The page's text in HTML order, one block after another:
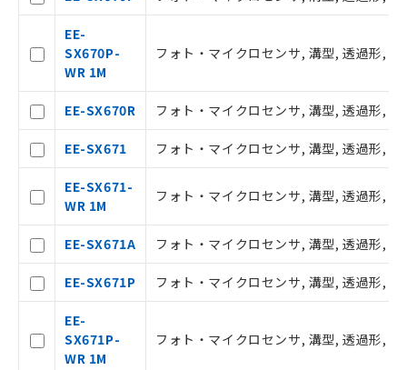
EE-
SX670P-
WR 1M
フォト・マイクロセンサ, 溝型, 透過形,
EE-SX670R フォト・マイクロセンサ, 溝型, 透過形,
EE-SX671 フォト・マイクロセンサ, 溝型, 透過形,
EE-SX671-
WR 1M
フォト・マイクロセンサ, 溝型, 透過形,
EE-SX671A フォト・マイクロセンサ, 溝型, 透過形,
EE-SX671P フォト・マイクロセンサ, 溝型, 透過形,
EE-
SX671P-
WR 1M
フォト・マイクロセンサ, 溝型, 透過形,
号
○
△ 一定数には満たないが在庫あり
いては、お客様のお取引先、ま
機器販売店・当社販売員にご確
認ください)
当社制御機器事業取扱商品の中には、
ことをご了承ください。
記載している更新日時点での社内デー
タに基づき作成されるものであり、閲
覧された時点での実際の在庫および標
準価格とは異なる場合があることをご
了承ください。
正式な納期状況および標準価格はお客
様のお取引先、またはお客様担当のオ
ムロン制御機器販売店・当社販売員に
ご相談ください。
オムロン制御機器販売店や当社販売拠
点は「
販売ネットワーク
」をご確認
ください。
事前の承諾なく第三者に漏洩または開